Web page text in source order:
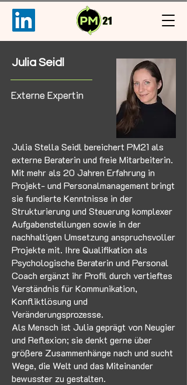
Julia Seidl
Externe Expertin
Julia Stella Seidl bereichert PM21 als
externe Beraterin und freie Mitarbeiterin.
Mit mehr als 20 Jahren Erfahrung in
Projekt- und Personalmanagement bringt
sie fundierte Kenntnisse in der
Strukturierung und Steuerung komplexer
Aufgabenstellungen sowie in der
nachhaltigen Umsetzung anspruchsvoller
Projekte mit. Ihre Qualifikation als
Psychologische Beraterin und Personal
Coach ergänzt ihr Profil durch vertieftes
Verständnis für Kommunikation,
Konfliktlösung und
Veränderungsprozesse.
Als Mensch ist Julia geprägt von Neugier
und Reflexion; sie denkt gerne über
größere Zusammenhänge nach und sucht
Wege, die Welt und das Miteinander
bewusster zu gestalten.